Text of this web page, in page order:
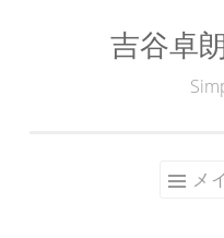
吉谷卓
メ